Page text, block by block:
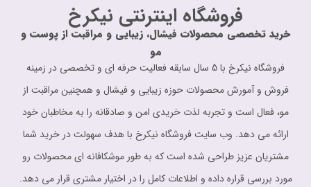
فروشگاه اینترنتی نیکرخ
خرید تخصصی محصولات فیشال، زیبایی و مراقبت از پوست و
مو
فروشگاه نیکرخ با 5 سال سابقه فعالیت حرفه ای و تخصصی در زمینه
فروش و آمورش محصولات حوزه زیبایی و فیشال و همچنین مراقبت از
مو، فعال است و تجربه لذت خریدی امن و صادقانه را به مخاطبان خود
ارائه می دهد. وب سایت فروشگاه نیکرخ با هدف سهولت در خرید شما
مشتریان عزیز طراحی شده است که به طور موشکافانه ای محصولات رو
مورد بررسی قراره داده و اطلاعات کامل را در اختیار مشتری قرار می دهد.